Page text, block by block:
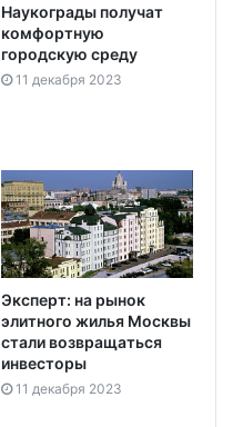
Наукограды получат
комфортную
городскую среду
11 декабря 2023
Эксперт: на рынок
элитного жилья Москвы
стали возвращаться
инвесторы
11 декабря 2023